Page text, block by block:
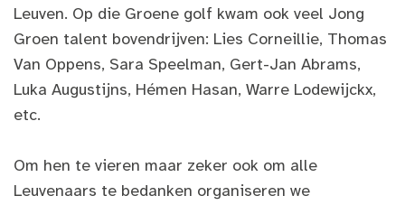
Leuven. Op die Groene golf kwam ook veel Jong
Groen talent bovendrijven: Lies Corneillie, Thomas
Van Oppens, Sara Speelman, Gert-Jan Abrams,
Luka Augustijns, Hémen Hasan, Warre Lodewijckx,
etc.
Om hen te vieren maar zeker ook om alle
Leuvenaars te bedanken organiseren we